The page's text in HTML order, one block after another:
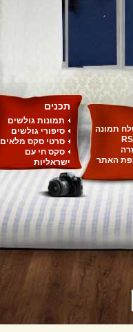
תמונה
האתר
תכנים
תמונות גולשים
סיפורי גולשים
סרטי סקס מלאים
סקס חי עם
ישראליות